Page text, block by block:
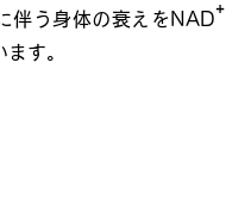
伴う身体の衰えをNAD⁺
す。